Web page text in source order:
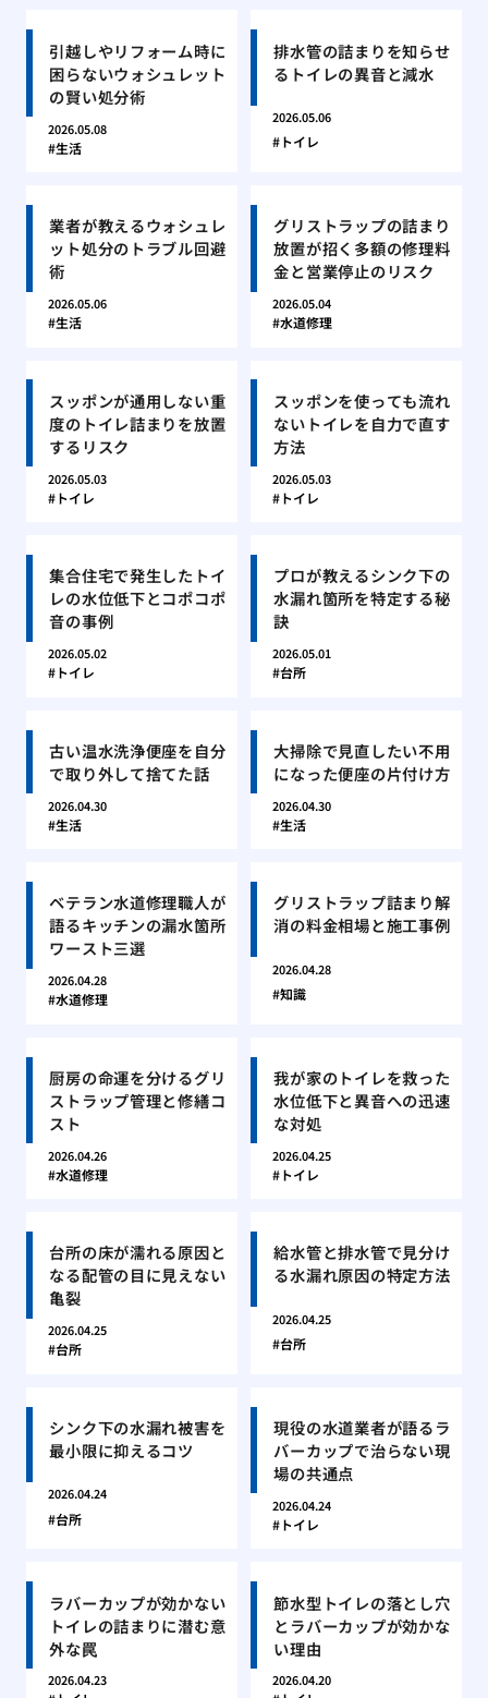
引越しやリフォーム時に
困らないウォシュレット
の賢い処分術
2026.05.08
生活
排水管の詰まりを知らせ
るトイレの異音と減水
2026.05.06
トイレ
業者が教えるウォシュレ
ット処分のトラブル回避
術
2026.05.06
生活
グリストラップの詰まり
放置が招く多額の修理料
金と営業停止のリスク
2026.05.04
水道修理
スッポンが通用しない重
度のトイレ詰まりを放置
するリスク
2026.05.03
トイレ
スッポンを使っても流れ
ないトイレを自力で直す
方法
2026.05.03
トイレ
集合住宅で発生したトイ
レの水位低下とコポコポ
音の事例
2026.05.02
トイレ
プロが教えるシンク下の
水漏れ箇所を特定する秘
訣
2026.05.01
台所
古い温水洗浄便座を自分
で取り外して捨てた話
2026.04.30
生活
大掃除で見直したい不用
になった便座の片付け方
2026.04.30
生活
ベテラン水道修理職人が
語るキッチンの漏水箇所
ワースト三選
2026.04.28
水道修理
グリストラップ詰まり解
消の料金相場と施工事例
2026.04.28
知識
厨房の命運を分けるグリ
ストラップ管理と修繕コ
スト
2026.04.26
水道修理
我が家のトイレを救った
水位低下と異音への迅速
な対処
2026.04.25
トイレ
台所の床が濡れる原因と
なる配管の目に見えない
亀裂
2026.04.25
台所
給水管と排水管で見分け
る水漏れ原因の特定方法
2026.04.25
台所
シンク下の水漏れ被害を
最小限に抑えるコツ
2026.04.24
台所
現役の水道業者が語るラ
バーカップで治らない現
場の共通点
2026.04.24
トイレ
ラバーカップが効かない
トイレの詰まりに潜む意
外な罠
2026.04.23
節水型トイレの落とし穴
とラバーカップが効かな
い理由
2026.04.20